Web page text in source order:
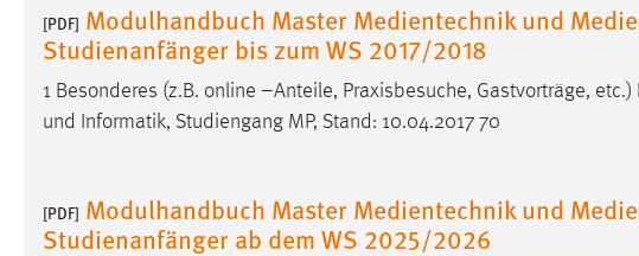
[PDF] Modulhandbuch Master Medientechnik und
Studienanfänger bis zum WS 2017/2018
1 Besonderes (z.B. online –Anteile, Praxisbesuche, Gastvorträge,
und Informatik, Studiengang MP, Stand: 10.04.2017 70
[PDF] Modulhandbuch Master Medientechnik und
Studienanfänger ab dem WS 2025/2026